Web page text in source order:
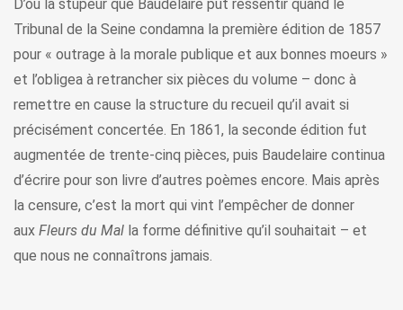
D’où la stupeur que Baudelaire put ressentir quand le
Tribunal de la Seine condamna la première édition de 1857
pour « outrage à la morale publique et aux bonnes moeurs »
et l’obligea à retrancher six pièces du volume – donc à
remettre en cause la structure du recueil qu’il avait si
précisément concertée. En 1861, la seconde édition fut
augmentée de trente-cinq pièces, puis Baudelaire continua
d’écrire pour son livre d’autres poèmes encore. Mais après
la censure, c’est la mort qui vint l’empêcher de donner
aux Fleurs du Mal la forme définitive qu’il souhaitait – et
que nous ne connaîtrons jamais.